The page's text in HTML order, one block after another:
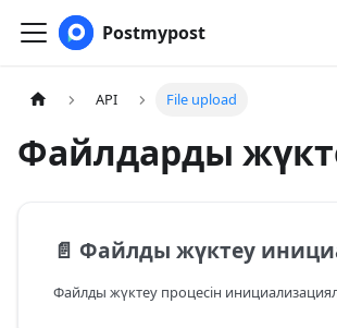
Postmypost
API File upload
Файлдарды
📄️ Файлды жүктеу